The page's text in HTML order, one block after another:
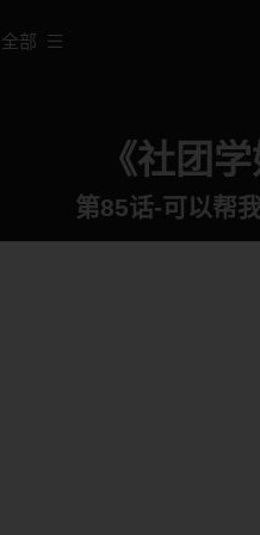
全部
《社团学
第85话-可以帮